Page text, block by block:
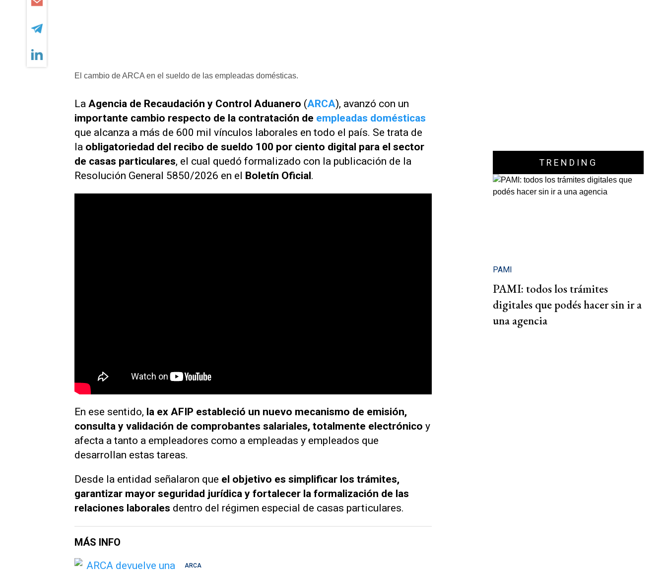
El cambio de ARCA en el sueldo de las empleadas domésticas.
La Agencia de Recaudación y Control Aduanero (ARCA), avanzó con un
importante cambio respecto de la contratación de empleadas domésticas
que alcanza a más de 600 mil vínculos laborales en todo el país. Se trata de
la obligatoriedad del recibo de sueldo 100 por ciento digital para el sector
de casas particulares, el cual quedó formalizado con la publicación de la
Resolución General 5850/2026 en el Boletín Oficial.
En ese sentido, la ex AFIP estableció un nuevo mecanismo de emisión,
consulta y validación de comprobantes salariales, totalmente electrónico y
afecta a tanto a empleadores como a empleadas y empleados que
desarrollan estas tareas.
Desde la entidad señalaron que el objetivo es simplificar los trámites,
garantizar mayor seguridad jurídica y fortalecer la formalización de las
relaciones laborales dentro del régimen especial de casas particulares.
MÁS INFO
ARCA
TRENDING
PAMI
PAMI: todos los trámites
digitales que podés hacer sin ir a
una agencia